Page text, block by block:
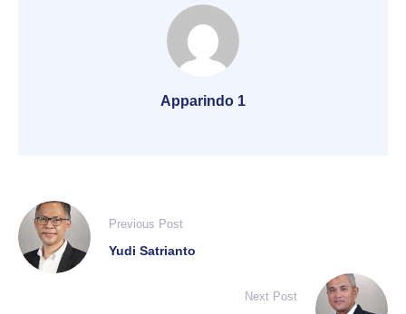
Apparindo 1
Previous Post
Yudi Satrianto
Next Post